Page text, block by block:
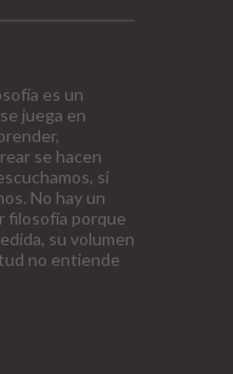
es un
juega en
se hacen
si
No hay un
filosofía porque
su volumen
no entiende